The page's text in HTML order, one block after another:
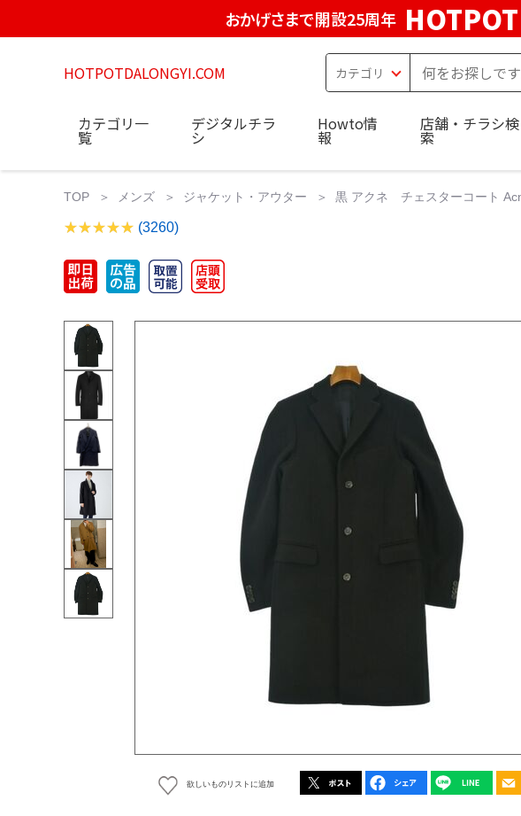
おかげさまで開設25周年
HOTPOTDALONGYI.COM
カテゴリ一
覧
デジタルチラ
シ
Howto情
報
店舗・チラシ検
索
TOP メンズ ジャケット・アウター 黒 アクネ チェスターコート
(3260)
欲しいものリストに追加